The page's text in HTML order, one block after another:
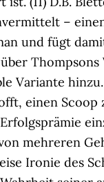
–
und fügt
Thompsons
Variante
einen Scoop
mehreren
Ironie des